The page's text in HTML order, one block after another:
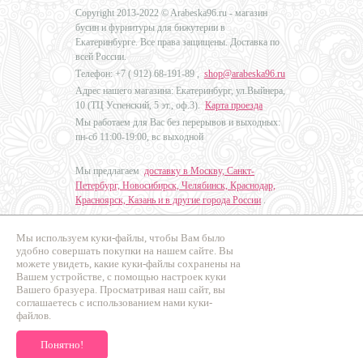
Мы используем куки-файлы, чтобы Вам было
удобно совершать покупки на нашем сайте. Вы
можете увидеть, какие куки-файлы сохранены на
Вашем устройстве, с помощью настроек куки
Вашего бразуера. Просматривая наш сайт, вы
соглашаетесь с использованием нами куки-
файлов.
Понятно!
Copyright 2013-2022 © Arabeska96.ru - магазин
бусин и фурнитуры для бижутерии в
Екатеринбурге. Все права защищены. Доставка по
всей России.
Телефон: +7 ( 912) 68-191-89 , shop@arabeska96.ru
Адрес нашего магазина: Екатеринбург, ул.Выйнера,
10 (ТЦ Успенский, 5 эт., оф.3). Карта проезда
Мы работаем для Вас без перерывов и выходных:
пн-сб 11:00-19:00, вс выходной
Мы предлагаем доставку в Москву, Санкт-
Петербург, Новосибирск, Челябинск, Краснодар,
Красноярск, Казань и в другие города России.
Дизайн - Наталья Мальцева
Продвижение сайтов
Промо Эксперт